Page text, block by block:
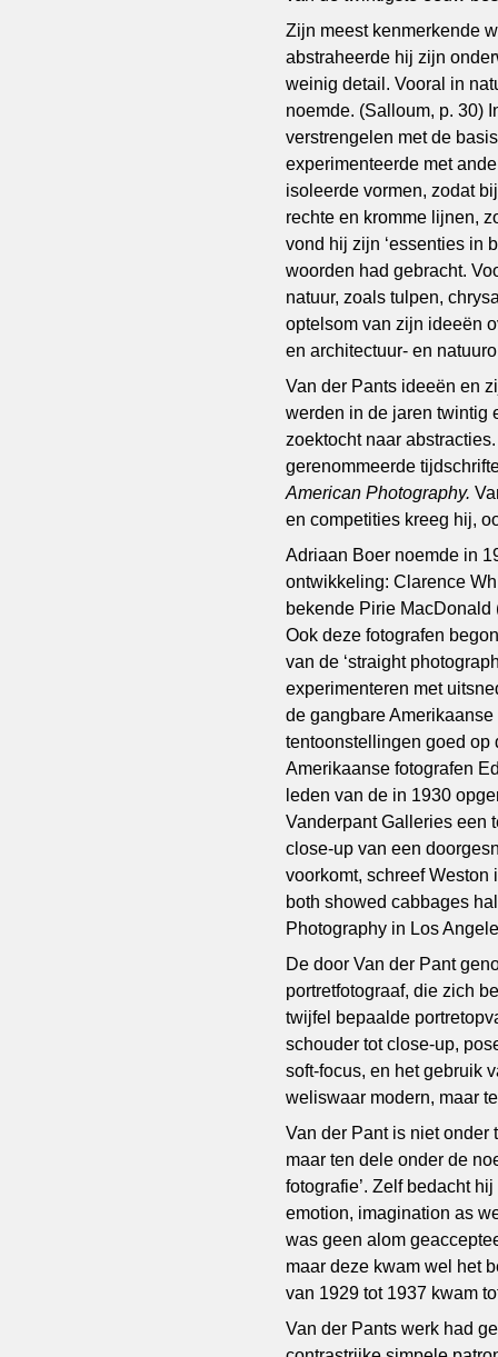
Zijn meest kenmerkende
abstraheerde hij zijn
weinig detail. Vooral in
noemde. (Salloum, p. 30)
verstrengelen met de
experimenteerde met
isoleerde vormen, zodat
rechte en kromme lijnen,
vond hij zijn ‘essenties in
woorden had gebracht.
natuur, zoals tulpen,
optelsom van zijn ideeën
en architectuur- en
Van der Pants ideeën en
werden in de jaren twintig
zoektocht naar
gerenommeerde
American Photography.
en competities kreeg hij,
Adriaan Boer noemde in
ontwikkeling: Clarence
bekende Pirie
Ook deze fotografen
van de ‘straight
experimenteren met
de gangbare
tentoonstellingen goed op
Amerikaanse fotografen
leden van de in 1930
Vanderpant Galleries een
close-up van een
voorkomt, schreef Weston
both showed cabbages
Photography in Los
De door Van der Pant
portretfotograaf, die zich
twijfel bepaalde
schouder tot close-up,
soft-focus, en het gebruik
weliswaar modern, maar
Van der Pant is niet onder
maar ten dele onder de
fotografie’. Zelf bedacht
emotion, imagination as
was geen alom
maar deze kwam wel het
van 1929 tot 1937 kwam
Van der Pants werk had